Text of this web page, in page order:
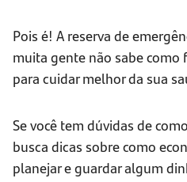
Pois é! A reserva de
muita gente não sabe como
para cuidar melhor da sua
Se você tem dúvidas de
busca dicas sobre como
planejar e guardar algum